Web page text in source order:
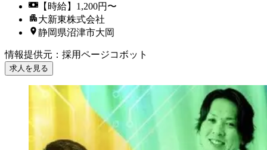
【時給】1,200円〜
大新東株式会社
静岡県沼津市大岡
情報提供元 ： 採用ページコボット
求人を見る